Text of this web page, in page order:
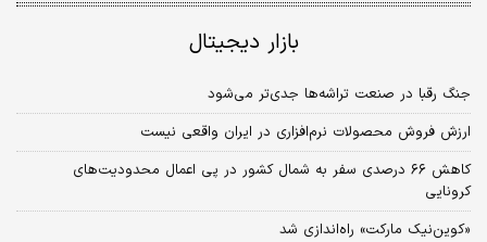
بازار دیجیتال
جنگ رقبا در صنعت تراشه‌ها جدی‌تر می‌شود
ارزش فروش محصولات نرم‌افزاری در ایران واقعی نیست
کاهش ۶۶ درصدی سفر به شمال کشور در پی اعمال محدودیت‌های
کرونایی
«کوین‌نیک مارکت» راه‌اندازی شد